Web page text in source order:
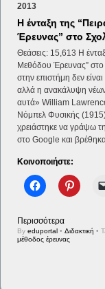
2013
H ένταξη της
Έρευνας” στο
Θεάσεις: 15,613 H
Μεθόδου Έρευνας” στο
στην επιστήμη δεν
αλλά η ανακάλυψη
αυτά» William
Νόμπελ Φυσικής
χρειάστηκε να γράψω
στο Google και
Κοινοποιήστε:
Περισσότερα
Byeduportal • Διδακτική •
μέθοδος έρευνας